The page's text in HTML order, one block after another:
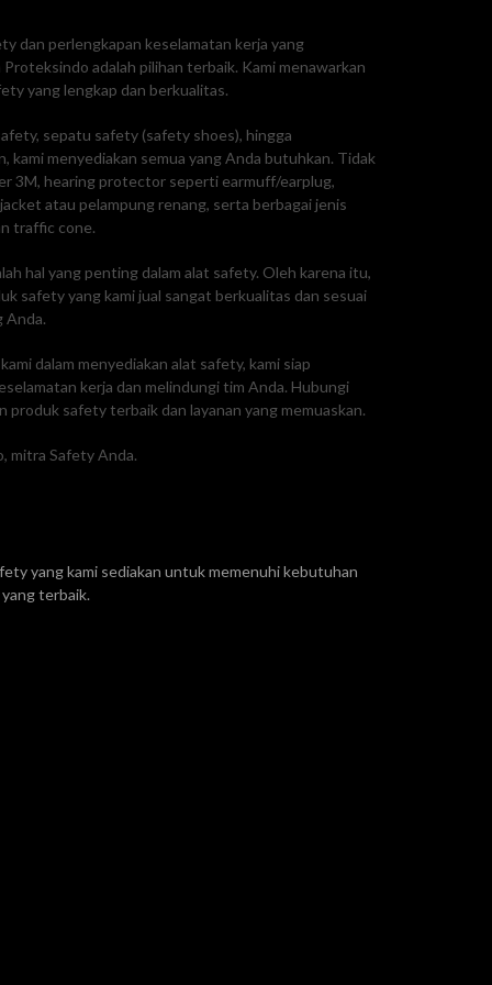
dan perlengkapan keselamatan kerja yang
adalah pilihan terbaik. Kami menawarkan
yang lengkap dan berkualitas.
sepatu safety (safety shoes), hingga
kami menyediakan semua yang Anda butuhkan. Tidak
3M, hearing protector seperti earmuff/earplug,
atau pelampung renang, serta berbagai jenis
traffic cone.
hal yang penting dalam alat safety. Oleh karena itu,
safety yang kami jual sangat berkualitas dan sesuai
Anda.
dalam menyediakan alat safety, kami siap
kerja dan melindungi tim Anda. Hubungi
produk safety terbaik dan layanan yang memuaskan.
mitra Safety Anda.
yang kami sediakan untuk memenuhi kebutuhan
terbaik.